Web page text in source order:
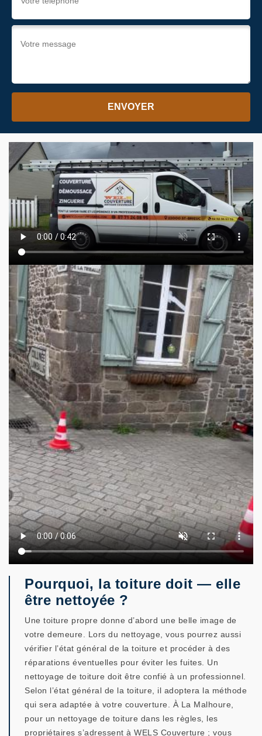
Pourquoi, la toiture doit — elle
être nettoyée ?
Une toiture propre donne d’abord une belle image de
votre demeure. Lors du nettoyage, vous pourrez aussi
vérifier l’état général de la toiture et procéder à des
réparations éventuelles pour éviter les fuites. Un
nettoyage de toiture doit être confié à un professionnel.
Selon l’état général de la toiture, il adoptera la méthode
qui sera adaptée à votre couverture. À La Malhoure,
pour un nettoyage de toiture dans les règles, les
propriétaires s’adressent à WELS Couverture ; vous